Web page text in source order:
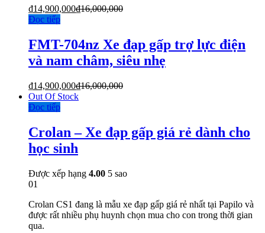
₫14,900,000₫16,000,000
Đọc tiếp
FMT-704nz Xe đạp gấp trợ lực điện
và nam châm, siêu nhẹ
₫14,900,000₫16,000,000
Out Of Stock
Đọc tiếp
Crolan – Xe đạp gấp giá rẻ dành cho
học sinh
Được xếp hạng 4.00 5 sao
01
Crolan CS1 đang là mẫu xe đạp gấp giá rẻ nhất tại Papilo và
được rất nhiều phụ huynh chọn mua cho con trong thời gian
qua.